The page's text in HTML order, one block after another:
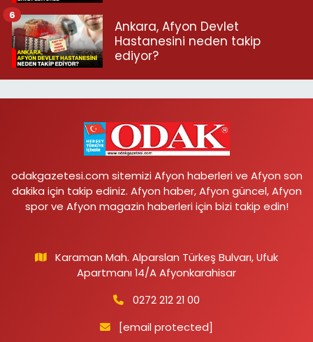
Ankara, Afyon Devlet
Hastanesini neden takip
ediyor?
6
odakgazetesi.com sitemizi Afyon haberleri ve Afyon son
dakika için takip ediniz. Afyon haber, Afyon güncel, Afyon
spor ve Afyon magazin haberleri için bizi takip edin!
Karaman Mah. Alparslan Türkeş Bulvarı, Ufuk
Apartmanı 14/A Afyonkarahisar
0272 212 21 00
[email protected]